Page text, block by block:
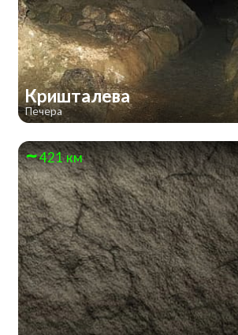
Кришталева
Печера
421 км